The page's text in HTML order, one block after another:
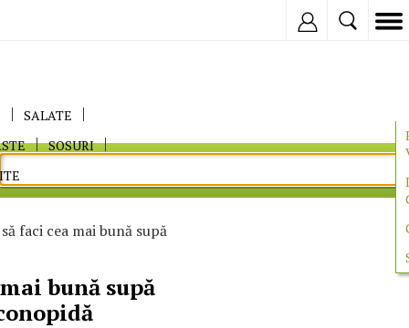
SALATE
SOSURI
faci cea mai bună supă
bună supă